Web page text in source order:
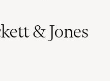
& Jones